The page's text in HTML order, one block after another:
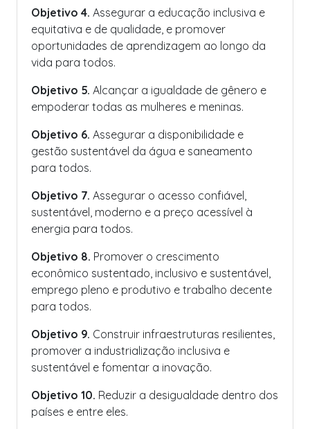
Objetivo 4. Assegurar a educação inclusiva e
equitativa e de qualidade, e promover
oportunidades de aprendizagem ao longo da
vida para todos.
Objetivo 5. Alcançar a igualdade de gênero e
empoderar todas as mulheres e meninas.
Objetivo 6. Assegurar a disponibilidade e
gestão sustentável da água e saneamento
para todos.
Objetivo 7. Assegurar o acesso confiável,
sustentável, moderno e a preço acessível à
energia para todos.
Objetivo 8. Promover o crescimento
econômico sustentado, inclusivo e sustentável,
emprego pleno e produtivo e trabalho decente
para todos.
Objetivo 9. Construir infraestruturas resilientes,
promover a industrialização inclusiva e
sustentável e fomentar a inovação.
Objetivo 10. Reduzir a desigualdade dentro dos
países e entre eles.